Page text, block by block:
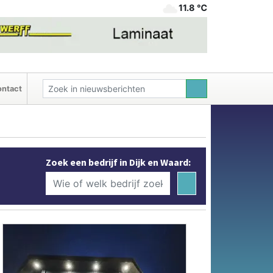
11.8 ℃
Zoek een bedrijf in Dijk en Waard: